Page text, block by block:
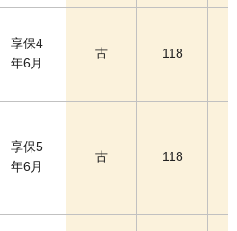
享保4
年6月
古 118
享保5
年6月
古 118